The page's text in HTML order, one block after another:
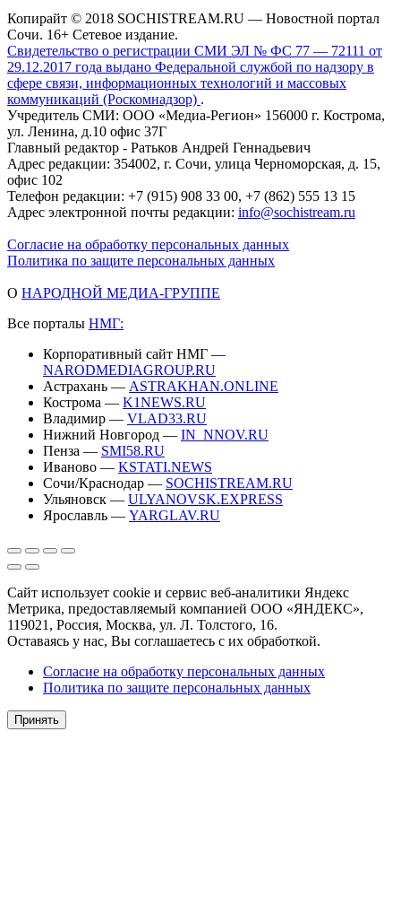
Копирайт © 2018 SOCHISTREAM.RU — Новостной портал
Сочи. 16+ Сетевое издание.
Свидетельство о регистрации СМИ ЭЛ № ФС 77 — 72111 от
29.12.2017 года выдано Федеральной службой по надзору в
сфере связи, информационных технологий и массовых
коммуникаций (Роскомнадзор) .
Учредитель СМИ: ООО «Медиа-Регион» 156000 г. Кострома,
ул. Ленина, д.10 офис 37Г
Главный редактор - Ратьков Андрей Геннадьевич
Адрес редакции: 354002, г. Сочи, улица Черноморская, д. 15,
офис 102
Телефон редакции: +7 (915) 908 33 00, +7 (862) 555 13 15
Адрес электронной почты редакции: info@sochistream.ru
Согласие на обработку персональных данных
Политика по защите персональных данных
О НАРОДНОЙ МЕДИА-ГРУППЕ
Все порталы НМГ:
Корпоративный сайт НМГ —
NARODMEDIAGROUP.RU
Астрахань — ASTRAKHAN.ONLINE
Кострома — K1NEWS.RU
Владимир — VLAD33.RU
Нижний Новгород — IN_NNOV.RU
Пенза — SMI58.RU
Иваново — KSTATI.NEWS
Сочи/Краснодар — SOCHISTREAM.RU
Ульяновск — ULYANOVSK.EXPRESS
Ярославль — YARGLAV.RU
Сайт использует cookie и сервис веб-аналитики Яндекс
Метрика, предоставляемый компанией ООО «ЯНДЕКС»,
119021, Россия, Москва, ул. Л. Толстого, 16.
Оставаясь у нас, Вы соглашаетесь с их обработкой.
Согласие на обработку персональных данных
Политика по защите персональных данных
Принять